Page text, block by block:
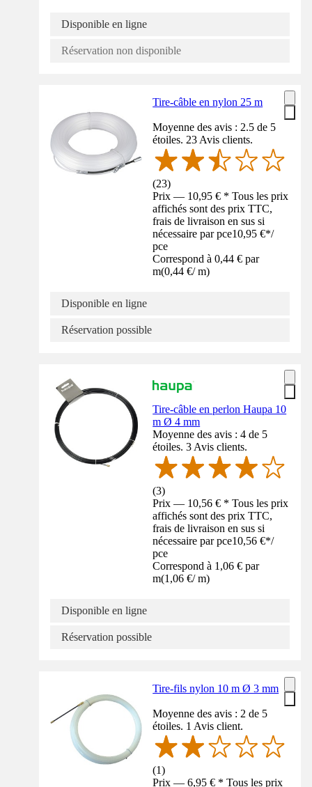
Disponible en ligne
Réservation non disponible
Tire-câble en nylon 25 m
Moyenne des avis : 2.5 de 5
étoiles. 23 Avis clients.
(23)
Prix — 10,95 € * Tous les prix
affichés sont des prix TTC,
frais de livraison en sus si
nécessaire par pce10,95 €*/
pce
Correspond à 0,44 € par
m(0,44 €/ m)
Disponible en ligne
Réservation possible
Tire-câble en perlon Haupa 10
m Ø 4 mm
Moyenne des avis : 4 de 5
étoiles. 3 Avis clients.
(3)
Prix — 10,56 € * Tous les prix
affichés sont des prix TTC,
frais de livraison en sus si
nécessaire par pce10,56 €*/
pce
Correspond à 1,06 € par
m(1,06 €/ m)
Disponible en ligne
Réservation possible
Tire-fils nylon 10 m Ø 3 mm
Moyenne des avis : 2 de 5
étoiles. 1 Avis client.
(1)
Prix — 6,95 € * Tous les prix